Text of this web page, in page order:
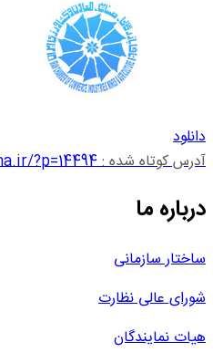
دانلود
آدرس کوتاه شده :?p=14494
درباره ما
ساختار سازمانی
شورای عالی نظارت
هیات نمایندگان